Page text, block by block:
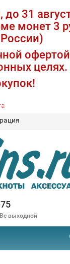
31
монет 3
целях.
выходной